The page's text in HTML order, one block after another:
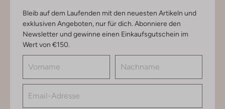
Bleib auf dem Laufenden mit den neuesten Artikeln und
exklusiven Angeboten, nur für dich. Abonniere den
Newsletter und gewinne einen Einkaufsgutschein im
Wert von €150.